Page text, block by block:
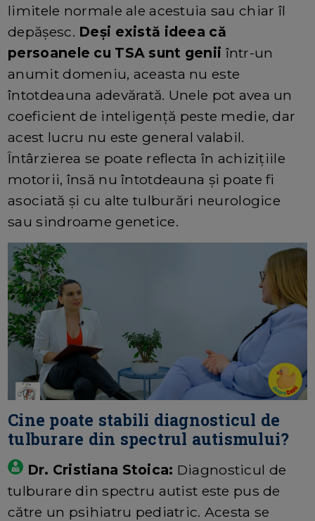
limitele normale ale acestuia sau chiar îl
depășesc. Deși există ideea că
persoanele cu TSA sunt genii într-un
anumit domeniu, aceasta nu este
întotdeauna adevărată. Unele pot avea un
coeficient de inteligență peste medie, dar
acest lucru nu este general valabil.
Întârzierea se poate reflecta în achizițiile
motorii, însă nu întotdeauna și poate fi
asociată și cu alte tulburări neurologice
sau sindroame genetice.
Cine poate stabili diagnosticul de
tulburare din spectrul autismului?
Dr. Cristiana Stoica: Diagnosticul de
tulburare din spectru autist este pus de
către un psihiatru pediatric. Acesta se